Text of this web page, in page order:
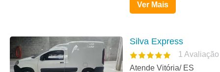
Ver Mais
Silva Express
1 Avaliação
Atende Vitória/ ES